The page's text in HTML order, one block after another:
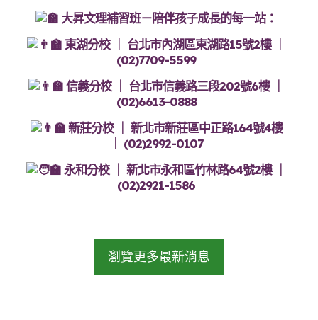
大昇文理補習班－陪伴孩子成長的每一站：
東湖分校 ｜ 台北市內湖區東湖路15號2樓 ｜
(02)7709-5599
信義分校 ｜ 台北市信義路三段202號6樓 ｜
(02)6613-0888
新莊分校 ｜ 新北市新莊區中正路164號4樓
｜ (02)2992-0107
永和分校 ｜ 新北市永和區竹林路64號2樓 ｜
(02)2921-1586
瀏覽更多最新消息